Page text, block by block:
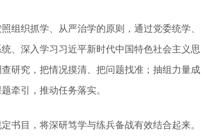
织抓学、从严治学的原则，通过党委统学、
、深入学习习近平新时代中国特色社会主义思
研究，把情况摸清、把问题找准；抽组力量成
牵引，推动任务落实。
目，将深研笃学与练兵备战有效结合起来。